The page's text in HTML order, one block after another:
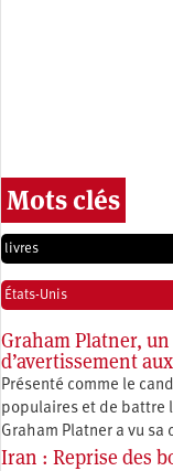
Mots clés
livres
États-Unis
Graham Platner,
d’avertissement
Présenté comme le
populaires et de battre
Graham Platner a vu
Iran : Reprise des